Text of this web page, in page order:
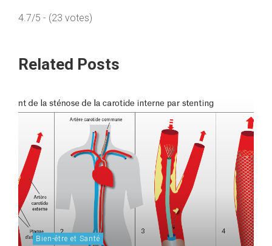
4.7/5 - (23 votes)
Related Posts
Bien-être et Santé